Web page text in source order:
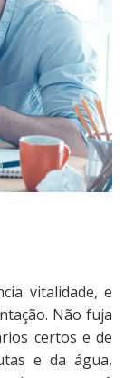
vitalidade, e
Não fuja
certos e de
e da água,